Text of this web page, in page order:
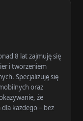
8 lat zajmuję się
i tworzeniem
Specjalizuję się
oraz
że
każdego – bez